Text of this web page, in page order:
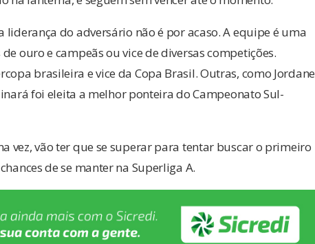
do adversário não é por acaso. A equipe é uma
ouro e campeãs ou vice de diversas competições.
brasileira e vice da Copa Brasil. Outras, como Jordane
foi eleita a melhor ponteira do Campeonato Sul-
vez, vão ter que se superar para tentar buscar o primeiro
de se manter na Superliga A.